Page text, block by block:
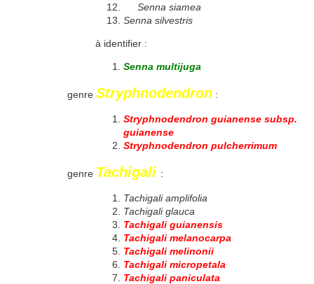
Senna siamea
Senna silvestris
à identifier :
Senna multijuga
genre Stryphnodendron :
Stryphnodendron guianense subsp.
guianense
Stryphnodendron pulcherrimum
genre Tachigali :
Tachigali amplifolia
Tachigali glauca
Tachigali guianensis
Tachigali melanocarpa
Tachigali melinonii
Tachigali micropetala
Tachigali paniculata